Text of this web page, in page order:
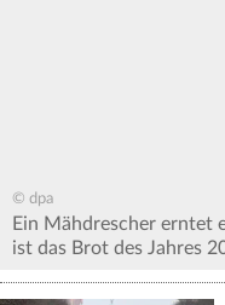
© dpa
Ein Mähdrescher erntet
ist das Brot des Jahres